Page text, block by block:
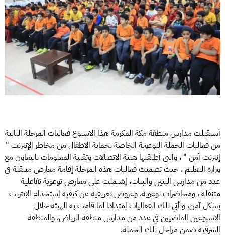
أستقبلت مدارس منطقة مكة المكرمة هذا الاسبوع فعاليات المرحلة الثالثة
من فعاليات الحملة التوعوية الخاصة بحماية الاطفال من مخاطر الإنترنت "
إنترنت آمن " ، والتي أطلقتها هيئة الاتصالات وتقنية المعلومات بالتعاون مع
وزارة التعليم ، حيث تضمنت فعاليات هذه المرحلة إقامة معارض متنقلة في
عدد من مدارس البنين والبنات، إشتملت على معارض توعوية تفاعلية
متنقلة ، ومحاضرات توعوية، وعروض تعريفية عن كيفية إستخدام الإنترنت
بشكل آمن، وتأتي تلك الفعاليات إمتدادا لما قامت به الهيئة خلال
الاسبوعين الماضيين في عدد من مدارس منطقة الرياض، والمنطقة
الشرقية ضمن مراحل تلك الحملة.